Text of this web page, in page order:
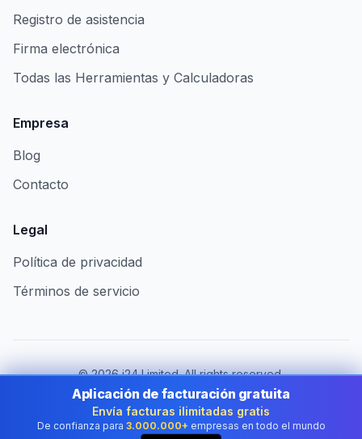
Registro de asistencia
Firma electrónica
Todas las Herramientas y Calculadoras
Empresa
Blog
Contacto
Legal
Política de privacidad
Términos de servicio
©2026i24 Limited. All rights reserved.
Al servicio de empresas en Mexico
Cambiar de país:
Mexico
Aplicación de facturación gratuita
Envía facturas ilimitadas gratis
De confianza para 3.000.000+ empresas en todo el mundo